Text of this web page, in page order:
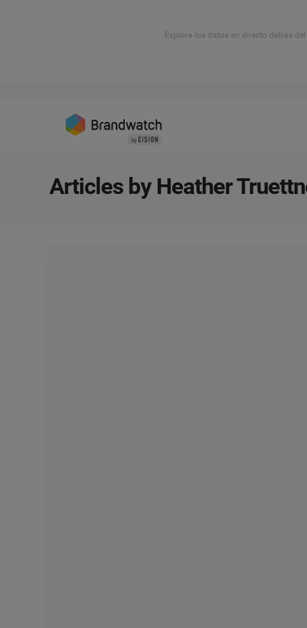
Explora los datos en directo detrás
Articles by Heather